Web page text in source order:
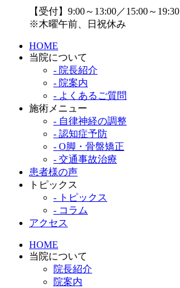
【受付】9:00～13:00／15:00～19:30
※木曜午前、日祝休み
HOME
当院について
- 院長紹介
- 院案内
- よくあるご質問
施術メニュー
- 自律神経の調整
- 認知症予防
- O脚・骨盤矯正
- 交通事故治療
患者様の声
トピックス
- トピックス
- コラム
アクセス
HOME
当院について
院長紹介
院案内